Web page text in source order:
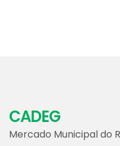
CADEG
Mercado Municipal do